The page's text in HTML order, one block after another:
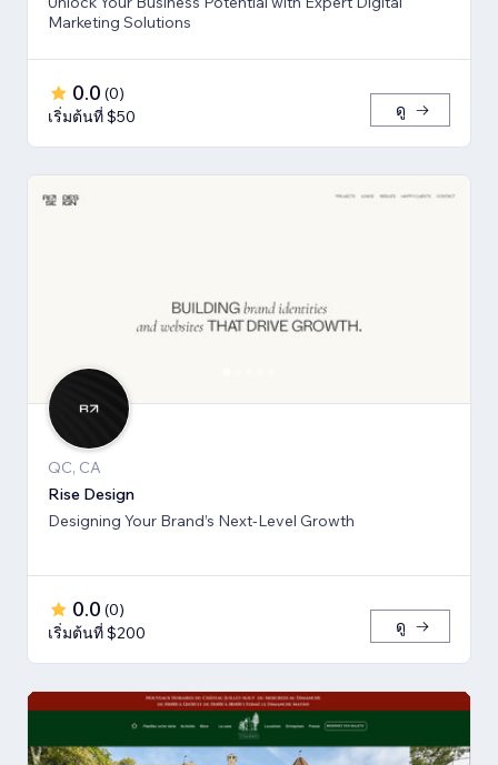
Marketing Solutions
0.0 (0)
เริ่มต้นที่ $50
ดู
QC, CA
Rise Design
Designing Your Brand’s Next-Level Growth
0.0 (0)
เริ่มต้นที่ $200
ดู